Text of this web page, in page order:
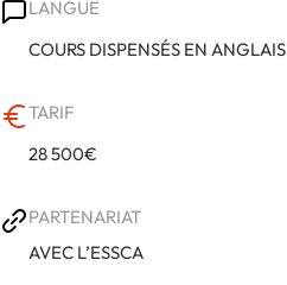
LANGUE
COURS DISPENSÉS EN ANGLAIS
TARIF
28 500€
PARTENARIAT
AVEC L’ESSCA